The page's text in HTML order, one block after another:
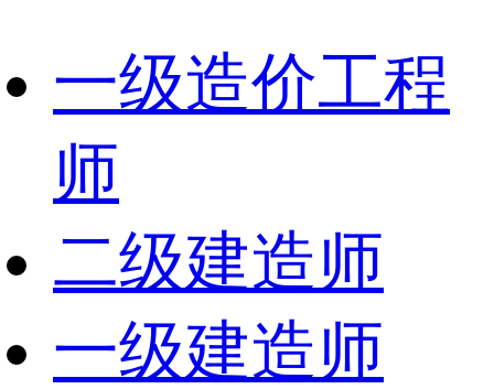
一级造价工程
师
二级建造师
一级建造师